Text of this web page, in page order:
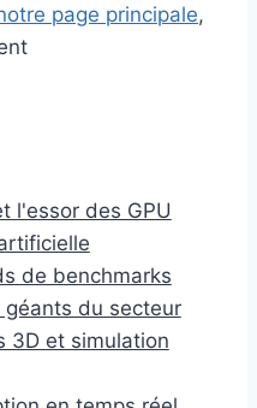
page principale,
l'essor des GPU
de benchmarks
du secteur
3D et simulation